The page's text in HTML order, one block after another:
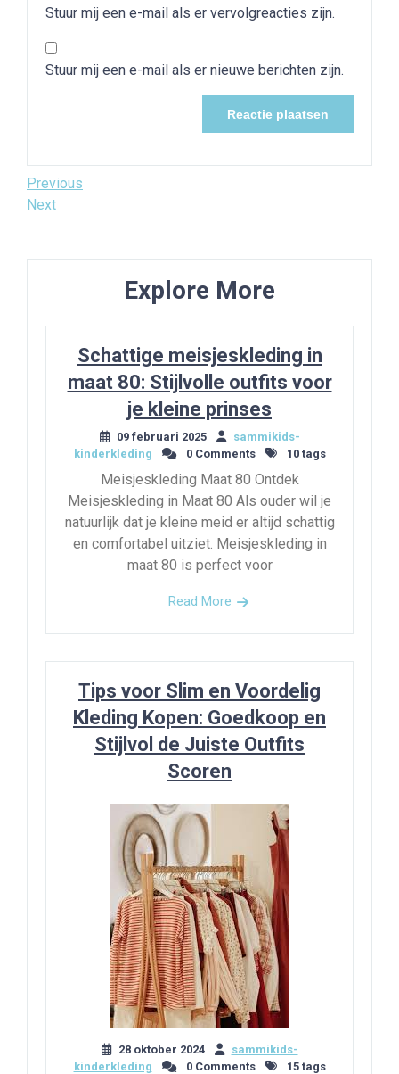
Stuur mij een e-mail als er vervolgreacties zijn.
Stuur mij een e-mail als er nieuwe berichten zijn.
Bericht
navigatie
Previous
Post
Previous
Next
Next
Explore More
Schattige meisjeskleding in
maat 80: Stijlvolle outfits voor
je kleine prinses
09 februari 2025
sammikids-
kinderkleding
0 Comments 10 tags
Meisjeskleding Maat 80 Ontdek
Meisjeskleding in Maat 80 Als ouder wil je
natuurlijk dat je kleine meid er altijd schattig
en comfortabel uitziet. Meisjeskleding in
maat 80 is perfect voor
Read More
Tips voor Slim en Voordelig
Kleding Kopen: Goedkoop en
Stijlvol de Juiste Outfits
Scoren
28 oktober 2024
sammikids-
kinderkleding
0 Comments 15 tags